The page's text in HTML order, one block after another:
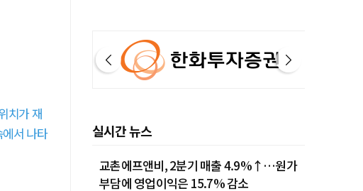
치가 재
서 나타
실시간 뉴스
교촌에프앤비, 2분기 매출 4.9%↑…원가
부담에 영업이익은 15.7% 감소